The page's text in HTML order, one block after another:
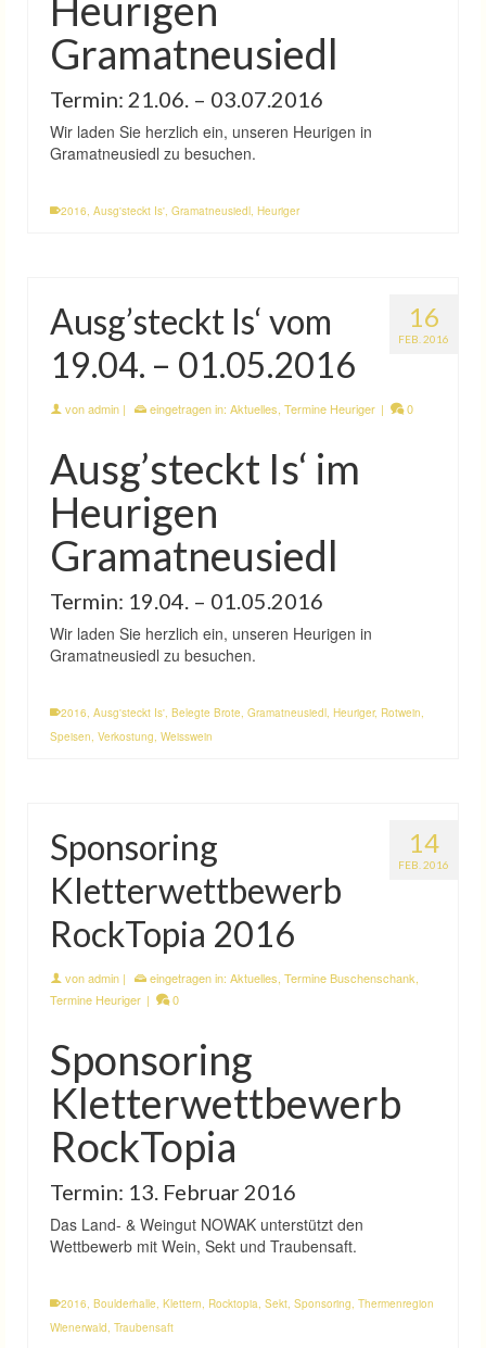
Gramatneusiedl
Termin: 21.06. – 03.07.2016
Wir laden Sie herzlich ein, unseren Heurigen in
Gramatneusiedl zu besuchen.
2016, Ausg'steckt Is', Gramatneusiedl, Heuriger
16
FEB. 2016
Ausg’steckt Is‘ vom
19.04. – 01.05.2016
vonadmin | eingetragen in: Aktuelles Termine Heuriger | 0
Ausg’steckt Is‘ im
Heurigen
Gramatneusiedl
Termin: 19.04. – 01.05.2016
Wir laden Sie herzlich ein, unseren Heurigen in
Gramatneusiedl zu besuchen.
2016, Ausg'steckt Is', Belegte Brote, Gramatneusiedl, Heuriger, Rotwein,
Speisen, Verkostung, Weisswein
14
FEB. 2016
Sponsoring
Kletterwettbewerb
RockTopia 2016
vonadmin | eingetragen in: Aktuelles Termine Buschenschank
Termine Heuriger | 0
Sponsoring
Kletterwettbewerb
RockTopia
Termin: 13. Februar 2016
Das Land- & Weingut NOWAK unterstützt den
Wettbewerb mit Wein, Sekt und Traubensaft.
2016, Boulderhalle, Klettern, Rocktopia, Sekt, Sponsoring, Thermenregion
Wienerwald, Traubensaft